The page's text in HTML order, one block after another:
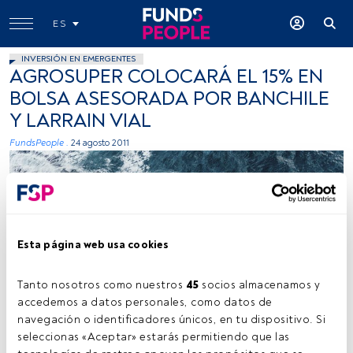
Esta página web usa cookies
Tanto nosotros como nuestros 45 socios almacenamos y
accedemos a datos personales, como datos de
navegación o identificadores únicos, en tu dispositivo. Si
seleccionas «Aceptar» estarás permitiendo que las
ES
INVERSIÓN EN EMERGENTES
AGROSUPER COLOCARÁ EL 15% EN
BOLSA ASESORADA POR BANCHILE
Y LARRAIN VIAL
FundsPeople . 24 agosto 2011
Kamil Molendys, Unsplash
Tiempo lectura: 1 min.